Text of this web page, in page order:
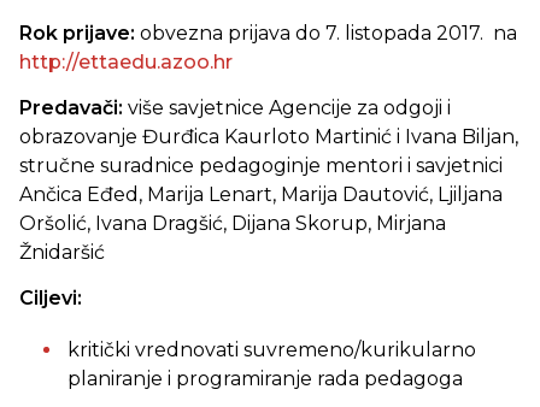
Rok prijave: obvezna prijava do 7. listopada 2017. na
http://ettaedu.azoo.hr
Predavači: više savjetnice Agencije za odgoji i
obrazovanje Đurđica Kaurloto Martinić i Ivana Biljan,
stručne suradnice pedagoginje mentori i savjetnici
Ančica Eđed, Marija Lenart, Marija Dautović, Ljiljana
Oršolić, Ivana Dragšić, Dijana Skorup, Mirjana
Žnidaršić
Ciljevi:
kritički vrednovati suvremeno/kurikularno
planiranje i programiranje rada pedagoga